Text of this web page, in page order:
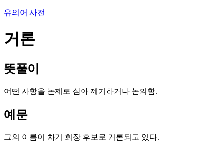
유의어 사전
거론
뜻풀이
어떤 사항을 논제로 삼아 제기하거나 논의함.
예문
그의 이름이 차기 회장 후보로 거론되고 있다.